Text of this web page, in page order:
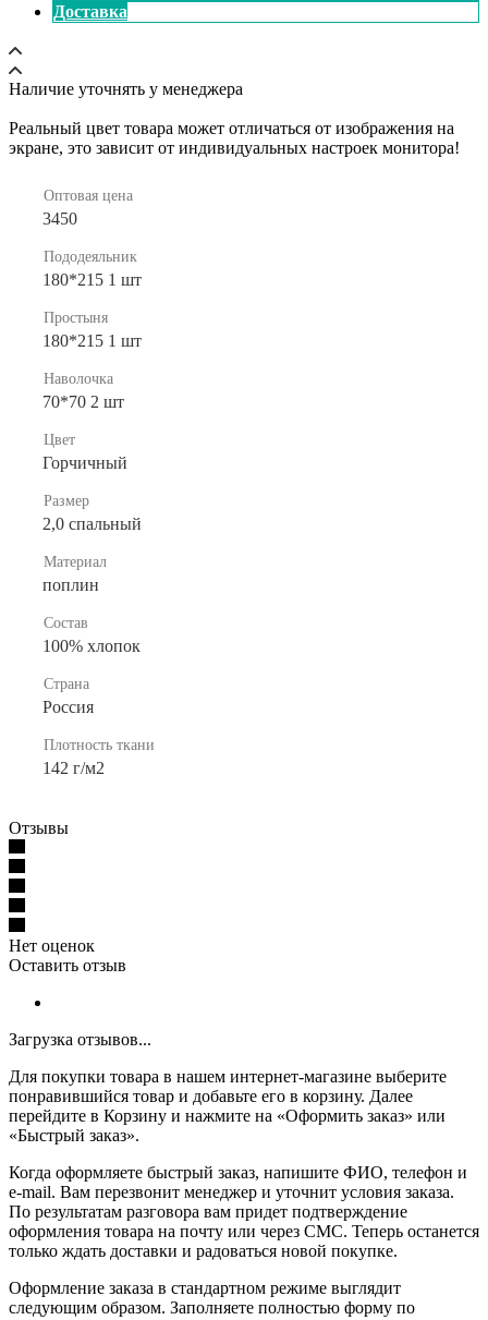
Доставка
Наличие уточнять у менеджера
Реальный цвет товара может отличаться от изображения на
экране, это зависит от индивидуальных настроек монитора!
Оптовая цена
3450
Пододеяльник
180*215 1 шт
Простыня
180*215 1 шт
Наволочка
70*70 2 шт
Цвет
Горчичный
Размер
2,0 спальный
Материал
поплин
Состав
100% хлопок
Страна
Россия
Плотность ткани
142 г/м2
Отзывы
Нет оценок
Оставить отзыв
Загрузка отзывов...
Для покупки товара в нашем интернет-магазине выберите
понравившийся товар и добавьте его в корзину. Далее
перейдите в Корзину и нажмите на «Оформить заказ» или
«Быстрый заказ».
Когда оформляете быстрый заказ, напишите ФИО, телефон и
e-mail. Вам перезвонит менеджер и уточнит условия заказа.
По результатам разговора вам придет подтверждение
оформления товара на почту или через СМС. Теперь останется
только ждать доставки и радоваться новой покупке.
Оформление заказа в стандартном режиме выглядит
следующим образом. Заполняете полностью форму по